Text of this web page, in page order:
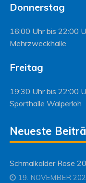
Donnerstag
16:00 Uhr bis 22:00
Mehrzweckhalle
Freitag
19:30 Uhr bis 22:00
Sporthalle Walperloh
Neueste
Schmalkalder Rose
19. NOVEMBER